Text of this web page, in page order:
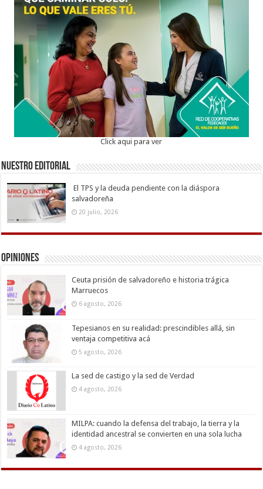
Click aqui para ver
Nuestro Editorial
El TPS y la deuda pendiente con la diáspora
salvadoreña
20 julio, 2026
Opiniones
Ceuta prisión de salvadoreño e historia trágica
Marruecos
6 agosto, 2026
Tepesianos en su realidad: prescindibles allá, sin
ventaja competitiva acá
5 agosto, 2026
La sed de castigo y la sed de Verdad
4 agosto, 2026
MILPA: cuando la defensa del trabajo, la tierra y la
identidad ancestral se convierten en una sola lucha
4 agosto, 2026